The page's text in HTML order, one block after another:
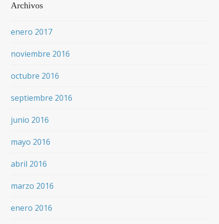
Archivos
enero 2017
noviembre 2016
octubre 2016
septiembre 2016
junio 2016
mayo 2016
abril 2016
marzo 2016
enero 2016